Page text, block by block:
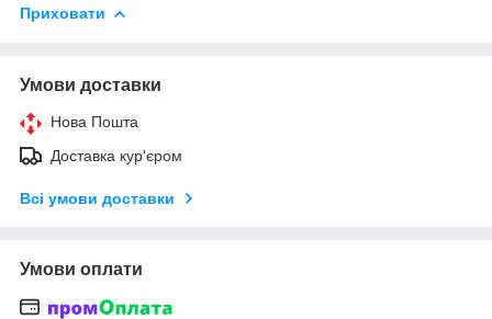
Приховати
Умови доставки
Нова Пошта
Доставка кур'єром
Всі умови доставки
Умови оплати